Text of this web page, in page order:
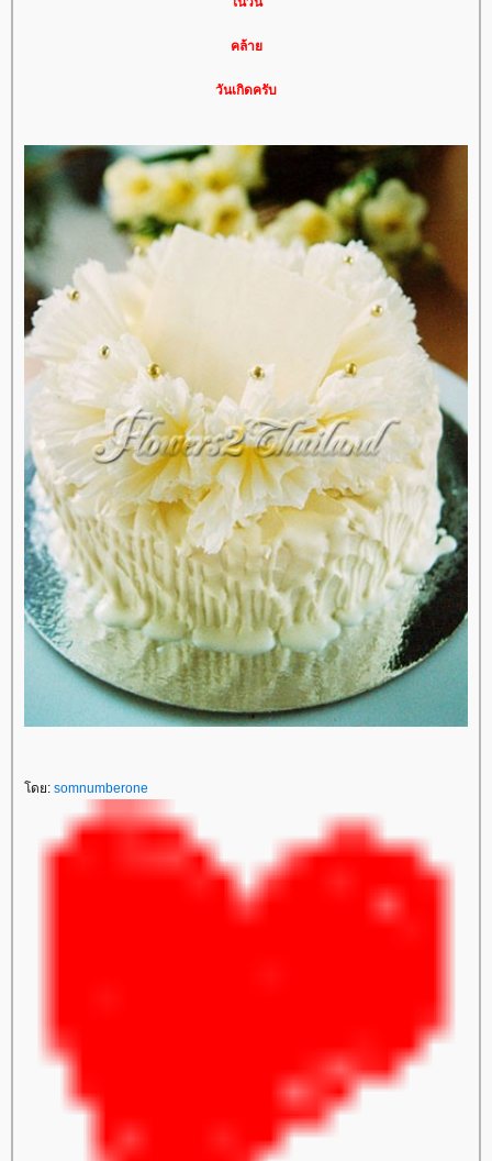
คล้า
วันเกิดครับ
ดย: somnumberone